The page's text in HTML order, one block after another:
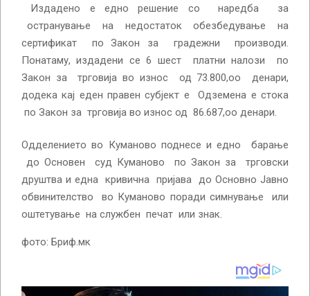
Издадено е едно решение со наредба за
остранување на недостаток обезбедување на
сертификат по Закон за градежни производи.
Понатаму, издадени се 6 шест платни налози по
Закон за трговија во износ од 73.800,оо денари,
додека кај еден правен субјект е Одземена е стока
по Закон за трговија во износ од 86.687,оо денари.
Одделението во Куманово поднесе и едно барање
до Основен суд Куманово по Закон за трговски
друштва и една кривична пријава до Основно Јавно
обвинителство во Куманово поради симнување или
оштетување на службен печат или знак.
фото: Бриф.мк